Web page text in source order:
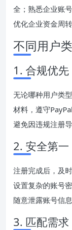
全；熟悉企业账
优化企业资金周转
不同用户
1. 合规优先
无论哪种用户类
材料，遵守
避免因违规注册
2. 安全第一
注册完成后，及
设置复杂的账号
随意泄露账号信
3. 匹配需求